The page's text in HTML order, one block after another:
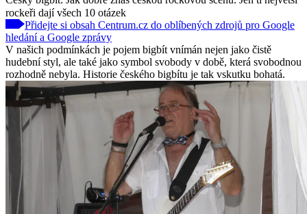
rockeři dají všech 10 otázek
Přidejte si obsah Centrum.cz do oblíbených zdrojů pro Google
hledání a Google zprávy
V našich podmínkách je pojem bigbít vnímán nejen jako čistě
hudební styl, ale také jako symbol svobody v době, která svobodnou
rozhodně nebyla. Historie českého bigbítu je tak vskutku bohatá.